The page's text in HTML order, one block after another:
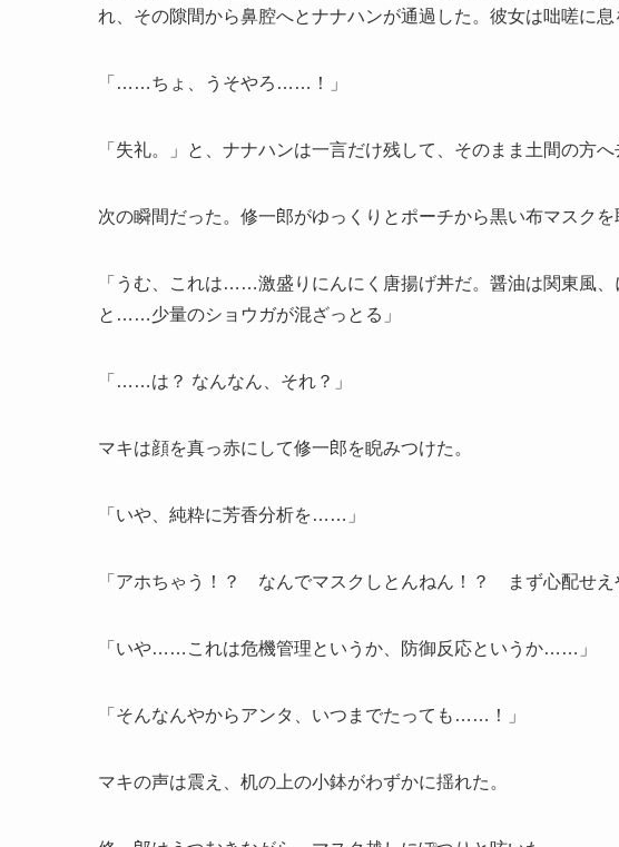
れ、その隙間から鼻腔へとナナハンが通過した。彼女は咄嗟に息
「……ちょ、うそやろ……！」
「失礼。」と、ナナハンは一言だけ残して、そのまま土間の方へ
次の瞬間だった。修一郎がゆっくりとポーチから黒い布マスク
「うむ、これは……激盛りにんにく唐揚げ丼だ。醤油は関東風
と……少量のショウガが混ざっとる」
「……は？ なんなん、それ？」
マキは顔を真っ赤にして修一郎を睨みつけた。
「いや、純粋に芳香分析を……」
「アホちゃう！？ なんでマスクしとんねん！？ まず心配せえ
「いや……これは危機管理というか、防御反応というか……」
「そんなんやからアンタ、いつまでたっても……！」
マキの声は震え、机の上の小鉢がわずかに揺れた。